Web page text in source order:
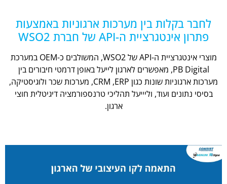
לחבר בקלות בין מערכות ארגוניות באמצעות
פתרון אינטגרציית ה-API של חברת WSO2
מוצרי אינטגרציית ה-API של WSO2, המשולבים כ-OEM במערכת
PB Digital, מאפשרים לארגון לייעל באופן דרמטי חיבורים בין
מערכות ארגוניות שונות כגון CRM ,ERP, מערכות שכר ולוגיסטיקה,
בסיסי נתונים ועוד, וליייעל תהליכי טרנספורמציה דיגיטלית חוצי
ארגון.